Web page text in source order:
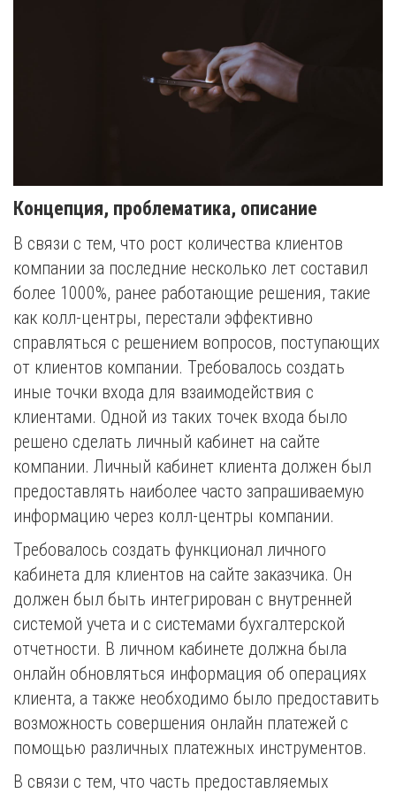
Концепция, проблематика, описание
В связи с тем, что рост количества клиентов
компании за последние несколько лет составил
более 1000%, ранее работающие решения, такие
как колл-центры, перестали эффективно
справляться с решением вопросов, поступающих
от клиентов компании. Требовалось создать
иные точки входа для взаимодействия с
клиентами. Одной из таких точек входа было
решено сделать личный кабинет на сайте
компании. Личный кабинет клиента должен был
предоставлять наиболее часто запрашиваемую
информацию через колл-центры компании.
Требовалось создать функционал личного
кабинета для клиентов на сайте заказчика. Он
должен был быть интегрирован с внутренней
системой учета и с системами бухгалтерской
отчетности. В личном кабинете должна была
онлайн обновляться информация об операциях
клиента, а также необходимо было предоставить
возможность совершения онлайн платежей с
помощью различных платежных инструментов.
В связи с тем, что часть предоставляемых